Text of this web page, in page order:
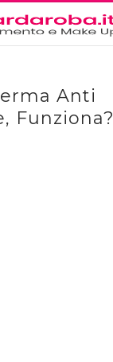
Anti
Funziona?